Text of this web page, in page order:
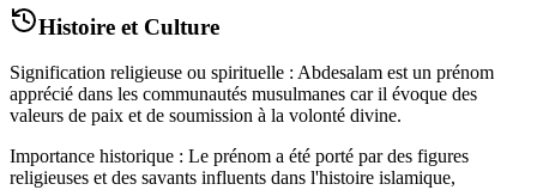
Histoire et Culture
Signification religieuse ou spirituelle : Abdesalam est un prénom
apprécié dans les communautés musulmanes car il évoque des
valeurs de paix et de soumission à la volonté divine.
Importance historique : Le prénom a été porté par des figures
religieuses et des savants influents dans l'histoire islamique,